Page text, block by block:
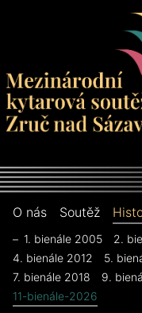
O nás Soutěž
1. bienále 2005 2.
4. bienále 2012
5.
7. bienále 2018
9.
11-bienále-2026